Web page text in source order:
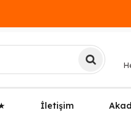
İletişim